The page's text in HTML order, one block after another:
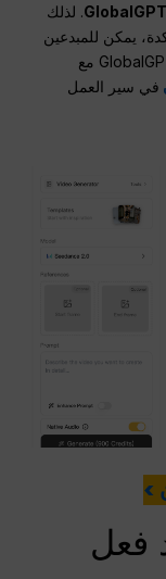
. لذلك
يمكن للمبدعين
البدء في استخدام Seedance 2.0 الآن على GlobalGPT مع
في سير العمل
فعل